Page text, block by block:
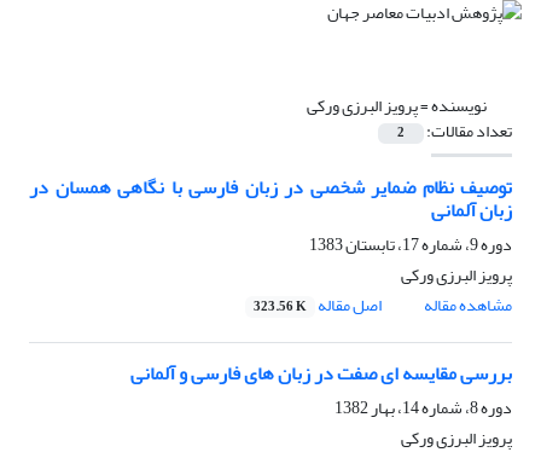
نویسنده =پرویز البرزى ورکى
تعداد مقالات: 2
توصیف نظام ضمایر شخصی در زبان فارسی با نگاهی همسان در
زبان آلمانی
دوره 9، شماره 17، تابستان 1383
پرویز البرزى ورکى
مشاهده مقاله
اصل مقاله 323.56 K
بررسی مقایسه ای صفت در زبان های فارسی و آلمانی
دوره 8، شماره 14، بهار 1382
پرویز البرزى ورکى